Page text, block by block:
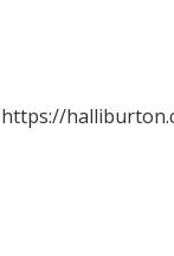
https://